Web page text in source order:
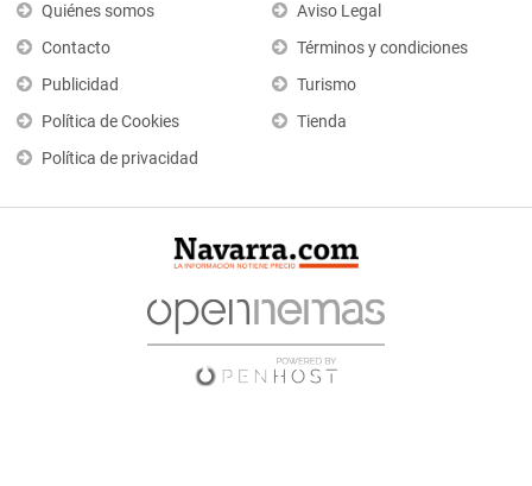
Quiénes somos
Contacto
Publicidad
Política de Cookies
Política de privacidad
Aviso Legal
Términos y condiciones
Turismo
Tienda